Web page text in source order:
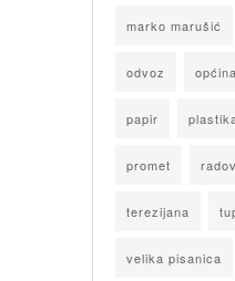
marko marušić
odvoz
papir
promet
terezijana
velika pisanica